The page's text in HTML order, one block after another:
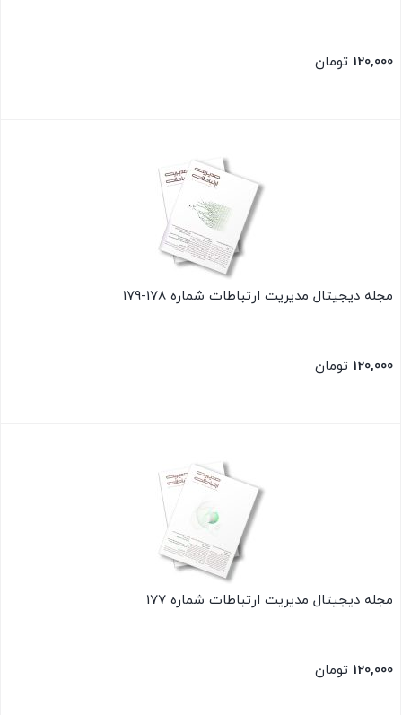
120,000 تومان
مجله دیجیتال مدیریت ارتباطات شماره 178-179
120,000 تومان
مجله دیجیتال مدیریت ارتباطات شماره 177
120,000 تومان